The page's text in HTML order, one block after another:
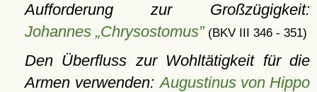
Aufforderung zur Großzügigkeit:
Johannes „Chrysostomus” (BKV III 346 - 351)
Den Überfluss zur Wohltätigkeit für die
Armen verwenden:Augustinus von Hippo